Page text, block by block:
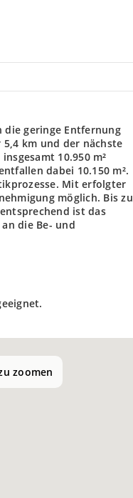
geringe Entfernung
km und der nächste
10.950 m²
dabei 10.150 m².
Mit erfolgter
möglich. Bis zu
ist das
die Be- und
zoomen